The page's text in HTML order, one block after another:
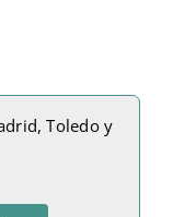
Toledo y